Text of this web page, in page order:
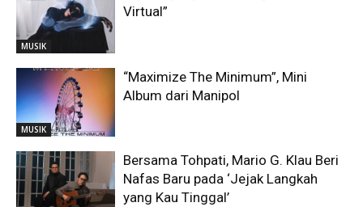
MUSIK
Virtual”
MUSIK
“Maximize The Minimum”, Mini
Album dari Manipol
Bersama Tohpati, Mario G. Klau Beri
Nafas Baru pada ‘Jejak Langkah
yang Kau Tinggal’